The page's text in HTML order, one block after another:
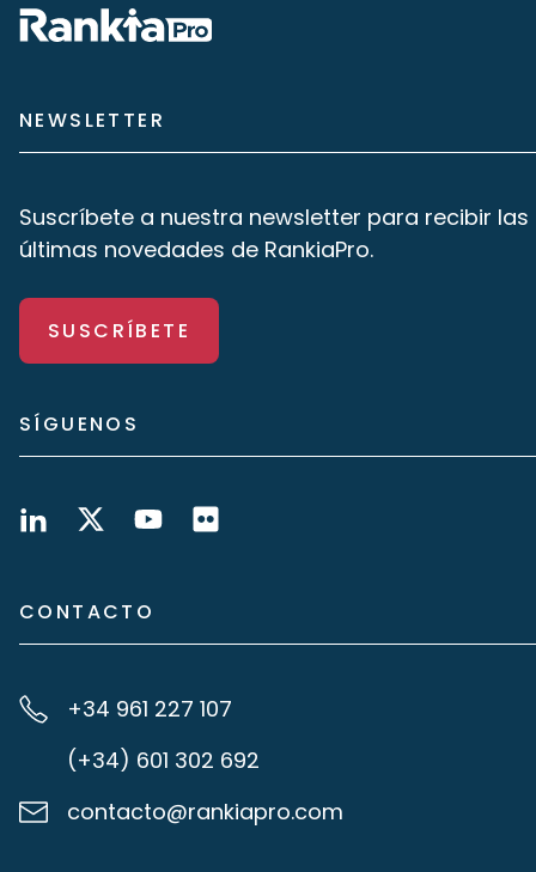
NEWSLETTER
Suscríbete a nuestra newsletter para recibir las
últimas novedades de RankiaPro.
SUSCRÍBETE
SÍGUENOS
CONTACTO
+34 961 227 107
(+34) 601 302 692
contacto@rankiapro.com